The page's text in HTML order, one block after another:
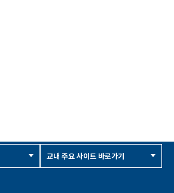
교내 주요 사이트 바로가기